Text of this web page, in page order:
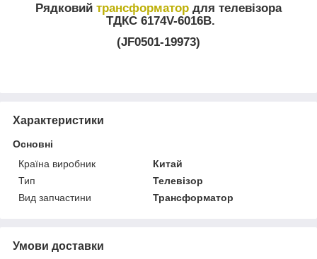
Рядковий трансформатор для телевізора
ТДКС 6174V-6016B.
(JF0501-19973)
Характеристики
Основні
Країна виробник
Китай
Тип
Телевізор
Вид запчастини
Трансформатор
Умови доставки